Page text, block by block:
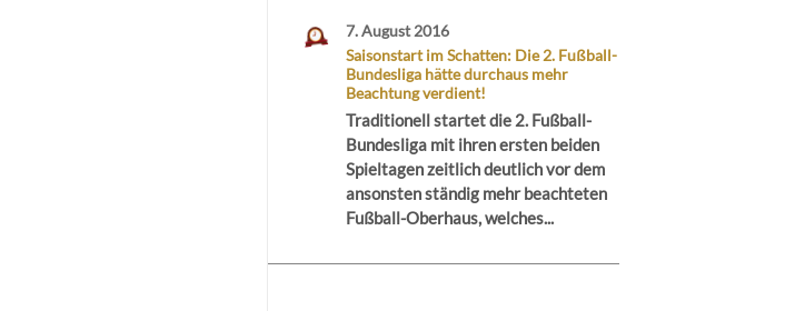
7. August 2016
Saisonstart im Schatten: Die 2. Fußball-
Bundesliga hätte durchaus mehr
Beachtung verdient!
Traditionell startet die 2. Fußball-
Bundesliga mit ihren ersten beiden
Spieltagen zeitlich deutlich vor dem
ansonsten ständig mehr beachteten
Fußball-Oberhaus, welches...